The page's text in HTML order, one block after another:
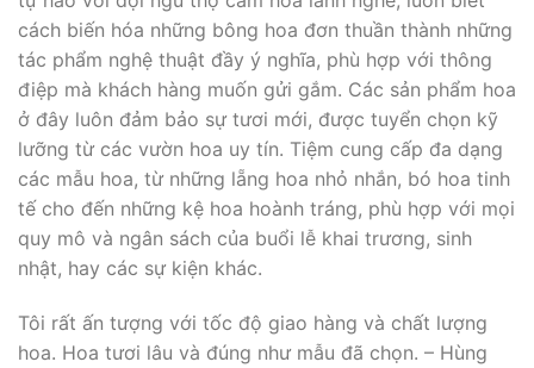
cách biến hóa những bông hoa đơn thuần thành những
tác phẩm nghệ thuật đầy ý nghĩa, phù hợp với thông
điệp mà khách hàng muốn gửi gắm. Các sản phẩm hoa
ở đây luôn đảm bảo sự tươi mới, được tuyển chọn kỹ
lưỡng từ các vườn hoa uy tín. Tiệm cung cấp đa dạng
các mẫu hoa, từ những lẵng hoa nhỏ nhắn, bó hoa tinh
tế cho đến những kệ hoa hoành tráng, phù hợp với mọi
quy mô và ngân sách của buổi lễ khai trương, sinh
nhật, hay các sự kiện khác.
Tôi rất ấn tượng với tốc độ giao hàng và chất lượng
hoa. Hoa tươi lâu và đúng như mẫu đã chọn. – Hùng